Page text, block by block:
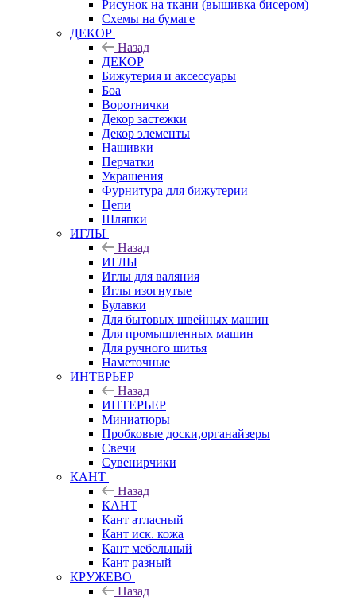
Рисунок на ткани (вышивка бисером)
Схемы на бумаге
ДЕКОР
Назад
ДЕКОР
Бижутерия и аксессуары
Боа
Воротнички
Декор застежки
Декор элементы
Нашивки
Перчатки
Украшения
Фурнитура для бижутерии
Цепи
Шляпки
ИГЛЫ
Назад
ИГЛЫ
Иглы для валяния
Иглы изогнутые
Булавки
Для бытовых швейных машин
Для промышленных машин
Для ручного шитья
Наметочные
ИНТЕРЬЕР
Назад
ИНТЕРЬЕР
Миниатюры
Пробковые доски,органайзеры
Свечи
Сувенирчики
КАНТ
Назад
КАНТ
Кант атласный
Кант иск. кожа
Кант мебельный
Кант разный
КРУЖЕВО
Назад